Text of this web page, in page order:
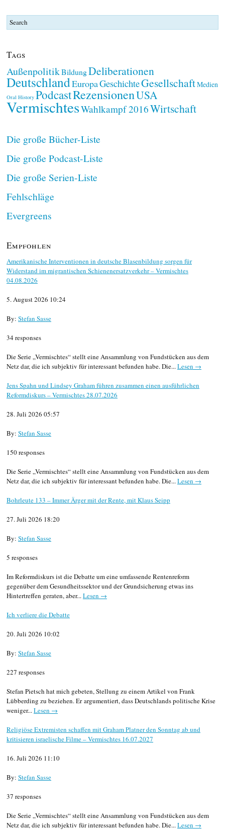
Tags
AußenpolitikBildungDeliberationen
DeutschlandEuropaGeschichteGesellschaftMedien
Oral History PodcastRezensionenUSA
VermischtesWahlkampf 2016Wirtschaft
Die große Bücher-Liste
Die große Podcast-Liste
Die große Serien-Liste
Fehlschläge
Evergreens
Empfohlen
Amerikanische Interventionen in deutsche Blasenbildung sorgen für
Widerstand im migrantischen Schienenersatzverkehr – Vermischtes
04.08.2026
5. August 2026 10:24
By: Stefan Sasse
34 responses
Die Serie „Vermischtes“ stellt eine Ansammlung von Fundstücken aus dem
Netz dar, die ich subjektiv für interessant befunden habe. Die...Lesen →
Jens Spahn und Lindsey Graham führen zusammen einen ausführlichen
Reformdiskurs – Vermischtes 28.07.2026
28. Juli 2026 05:57
By: Stefan Sasse
150 responses
Die Serie „Vermischtes“ stellt eine Ansammlung von Fundstücken aus dem
Netz dar, die ich subjektiv für interessant befunden habe. Die...Lesen →
Bohrleute 133 – Immer Ärger mit der Rente, mit Klaus Seipp
27. Juli 2026 18:20
By: Stefan Sasse
5 responses
Im Reformdiskurs ist die Debatte um eine umfassende Rentenreform
gegenüber dem Gesundheitssektor und der Grundsicherung etwas ins
Hintertreffen geraten, aber...Lesen →
Ich verliere die Debatte
20. Juli 2026 10:02
By: Stefan Sasse
227 responses
Stefan Pietsch hat mich gebeten, Stellung zu einem Artikel von Frank
Lübberding zu beziehen. Er argumentiert, dass Deutschlands politische Krise
weniger...Lesen →
Religiöse Extremisten schaffen mit Graham Platner den Sonntag ab und
kritisieren israelische Filme – Vermischtes 16.07.2027
16. Juli 2026 11:10
By: Stefan Sasse
37 responses
Die Serie „Vermischtes“ stellt eine Ansammlung von Fundstücken aus dem
Netz dar, die ich subjektiv für interessant befunden habe. Die...Lesen →